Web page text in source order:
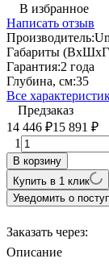
В избранное
Написать отзыв
Производитель:
Габариты
Гарантия:2 года
Глубина, см:35
Все
Предзаказ
14 446 ₽15 891 ₽
1
В корзину
Купить в 1 клик
Уведомить о
Заказать через:
Описание